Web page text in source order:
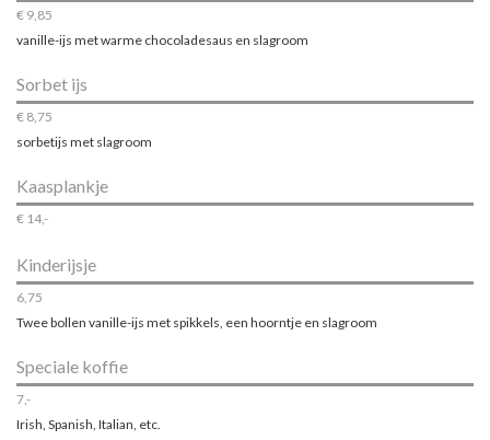
€ 9,85
vanille-ijs met warme chocoladesaus en slagroom
Sorbet ijs
€ 8,75
sorbetijs met slagroom
Kaasplankje
€ 14,-
Kinderijsje
6,75
Twee bollen vanille-ijs met spikkels, een hoorntje en slagroom
Speciale koffie
7,-
Irish, Spanish, Italian, etc.